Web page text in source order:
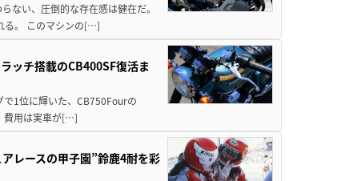
ない、圧倒的な存在感は健在だ。
る。 このマシンの[…]
ッチ搭載のCB400SF復活ま
1位に輝いた、CB750Fourの
費用は実車が[…]
レースの甲子園”鈴鹿4耐を彩